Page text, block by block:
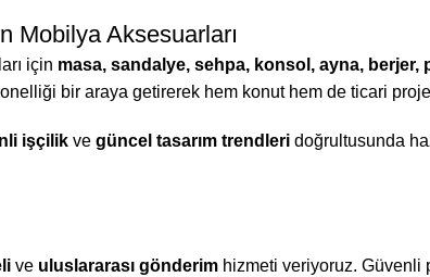
Mobilya Aksesuarları
için masa, sandalye, sehpa, konsol, ayna, berjer,
bir araya getirerek hem konut hem de ticari
işçilik ve güncel tasarım trendleri doğrultusunda
ve uluslararası gönderim hizmeti veriyoruz. Güvenli